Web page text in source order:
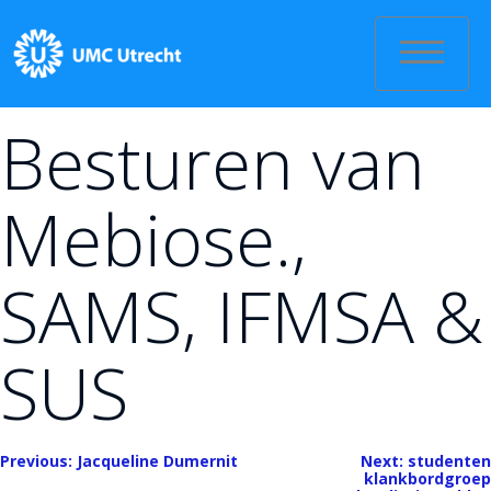
content
Besturen van
Mebiose.,
SAMS, IFMSA &
SUS
Bericht
Previous: Jacqueline Dumernit Next: studenten
klankbordgroep